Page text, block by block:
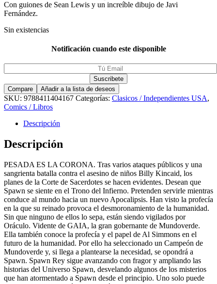
Con guiones de Sean Lewis y un increíble dibujo de Javi
Fernández.
Sin existencias
Notificación cuando este disponible
Compare Añadir a la lista de deseos
SKU: 9788411404167 Categorías: Clasicos / Independientes USA,
Comics / Libros
Descripción
Descripción
PESADA ES LA CORONA. Tras varios ataques públicos y una
sangrienta batalla contra el asesino de niños Billy Kincaid, los
planes de la Corte de Sacerdotes se hacen evidentes. Desean que
Spawn se siente en el Trono del Infierno. Pretenden servirle mientras
conduce al mundo hacia un nuevo Apocalipsis. Han visto la profecía
en la que su reinado provoca el desmoronamiento de la humanidad.
Sin que ninguno de ellos lo sepa, están siendo vigilados por
Oráculo. Vidente de GAIA, la gran gobernante de Mundoverde.
Ella también conoce la profecía y el papel de Al Simmons en el
futuro de la humanidad. Por ello ha seleccionado un Campeón de
Mundoverde y, si llega a plantearse la necesidad, se opondrá a
Spawn. Spawn Rey sigue avanzando con fragor y ampliando las
historias del Universo Spawn, desvelando algunos de los misterios
que han atormentado a Spawn desde el principio. Uno solo puede